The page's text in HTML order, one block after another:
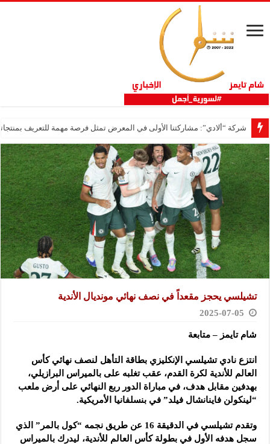
شركة “ألادي”: مشاركتنا الأولى في المعرض تمثل فرصة مهمة للتعريف
تشيلسي يحجز مقعداً في نصف نهائي مونديال الأندية
2025-07-05
شام تايمز – متابعة
انتزع نادي تشيلسي الإنكليزي بطاقة التأهل لنصف نهائي كأس
العالم للأندية لكرة القدم، عقب تغلبه على بالميراس البرازيلي،
بهدفين مقابل هدف، في مباراة الدور ربع النهائي على أرض ملعب
“لينكولن فاينانشال فيلد” في بنسلفانيا الأمريكية.
وتقدم تشيلسي في الدقيقة 16 عن طريق نجمه “كول بالمر” الذي
سجل هدفه الأول في بطولة كأس العالم للأندية، ليدرك بالميراس